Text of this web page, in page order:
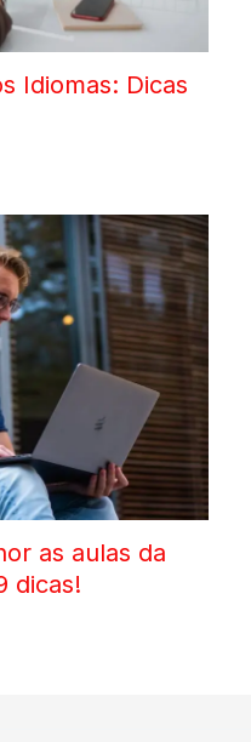
Idiomas: Dicas
as aulas da
dicas!